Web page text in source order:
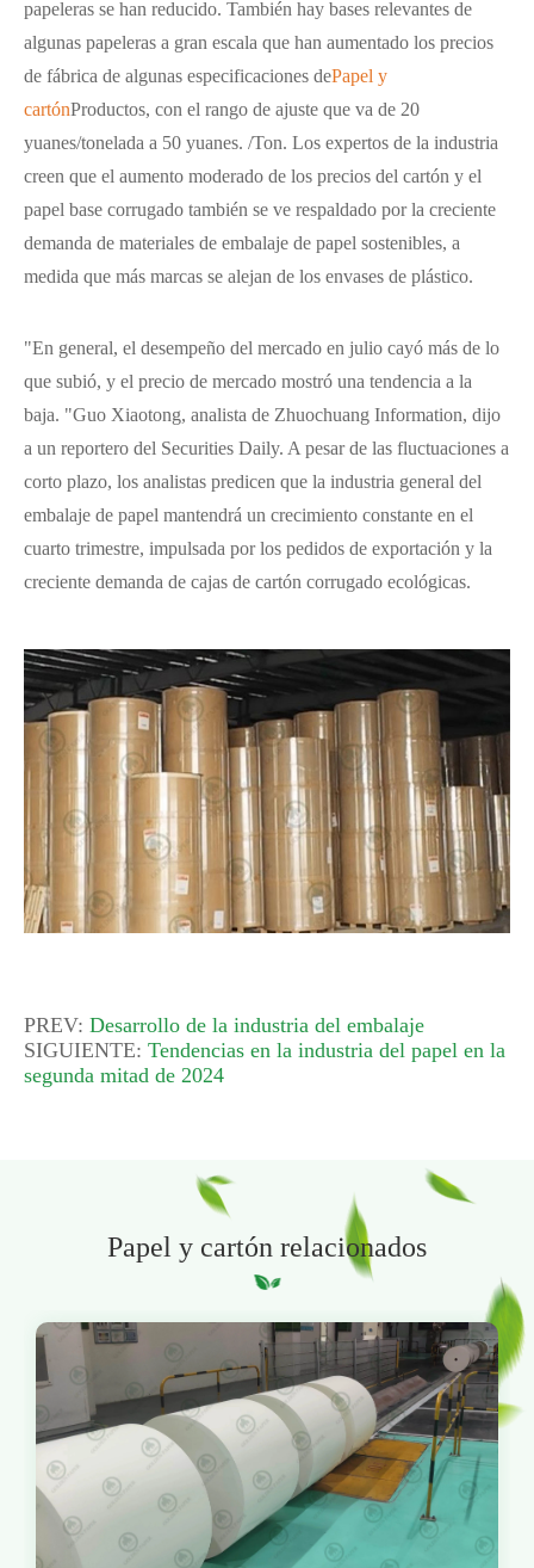
papeleras se han reducido. También hay bases relevantes de
algunas papeleras a gran escala que han aumentado los precios
de fábrica de algunas especificaciones dePapel y
cartónProductos, con el rango de ajuste que va de 20
yuanes/tonelada a 50 yuanes. /Ton. Los expertos de la industria
creen que el aumento moderado de los precios del cartón y el
papel base corrugado también se ve respaldado por la creciente
demanda de materiales de embalaje de papel sostenibles, a
medida que más marcas se alejan de los envases de plástico.
"En general, el desempeño del mercado en julio cayó más de lo
que subió, y el precio de mercado mostró una tendencia a la
baja. "Guo Xiaotong, analista de Zhuochuang Information, dijo
a un reportero del Securities Daily. A pesar de las fluctuaciones a
corto plazo, los analistas predicen que la industria general del
embalaje de papel mantendrá un crecimiento constante en el
cuarto trimestre, impulsada por los pedidos de exportación y la
creciente demanda de cajas de cartón corrugado ecológicas.
PREV: Desarrollo de la industria del embalaje
SIGUIENTE: Tendencias en la industria del papel en la
segunda mitad de 2024
Papel y cartón relacionados